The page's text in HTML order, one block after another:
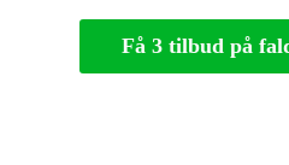
Få 3 tilbud på